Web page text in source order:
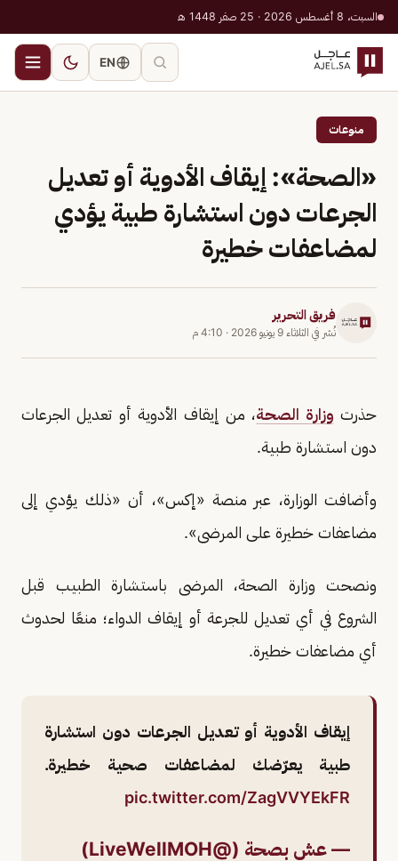
السبت، 8 أغسطس 2026 · 25 صفر 1448 هـ
EN
منوعات
«الصحة»: إيقاف الأدوية أو تعديل
الجرعات دون استشارة طبية يؤدي
لمضاعفات خطيرة
فريق التحرير
نُشر في الثلاثاء 9 يونيو 2026 · 4:10 م
حذرت وزارة الصحة، من إيقاف الأدوية أو تعديل الجرعات
دون استشارة طبية.
وأضافت الوزارة، عبر منصة «إكس»، أن «ذلك يؤدي إلى
مضاعفات خطيرة على المرضى».
ونصحت وزارة الصحة، المرضى باستشارة الطبيب قبل
الشروع في أي تعديل للجرعة أو إيقاف الدواء؛ منعًا لحدوث
أي مضاعفات خطيرة.
إيقاف الأدوية أو تعديل الجرعات دون استشارة
طبية يعرّضك لمضاعفات صحية خطيرة.
pic.twitter.com/ZagVVYEkFR
— عش بصحة (@LiveWellMOH)